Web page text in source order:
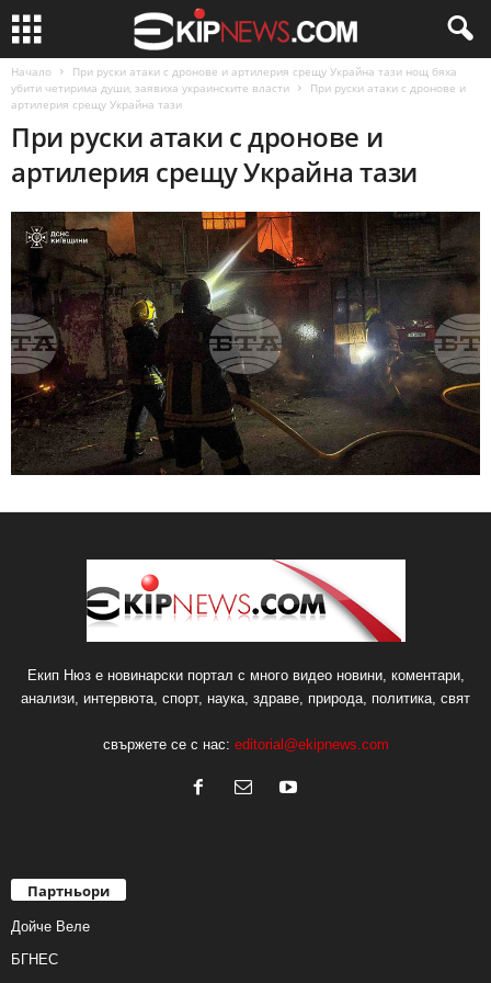
Начало
При руски атаки с дронове и артилерия срещу Украйна тази нощ бяха
убити четирима души, заявиха украинските власти
При руски атаки с дронове и
артилерия срещу Украйна тази
При руски атаки с дронове и
артилерия срещу Украйна тази
Екип Нюз е новинарски портал с много видео новини, коментари,
анализи, интервюта, спорт, наука, здраве, природа, политика, свят
свържете се с нас: editorial@ekipnews.com
Партньори
Дойче Веле
БГНЕС